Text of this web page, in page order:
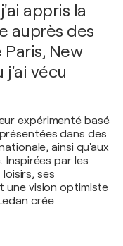
appris la
auprès des
New
j'ai vécu
expérimenté basé
dans des
ainsi qu'aux
Inspirées par les
ses
une vision optimiste
crée